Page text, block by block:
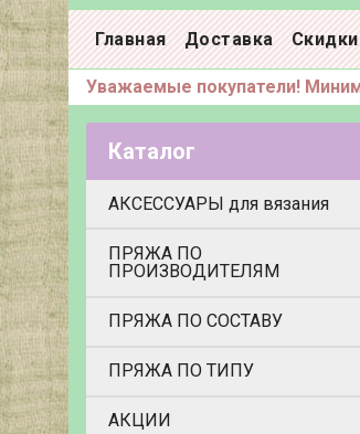
Главная Доставка Скидки
Уважаемые покупатели!
Каталог
АКСЕССУАРЫ для вязания
ПРЯЖА ПО
ПРОИЗВОДИТЕЛЯМ
ПРЯЖА ПО СОСТАВУ
ПРЯЖА ПО ТИПУ
АКЦИИ